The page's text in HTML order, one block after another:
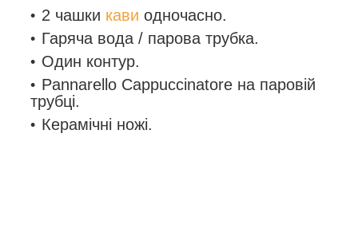
2 чашки кави одночасно.
Гаряча вода / парова трубка.
Один контур.
Pannarello Cappuccinatore на паровій
трубці.
Керамічні ножі.